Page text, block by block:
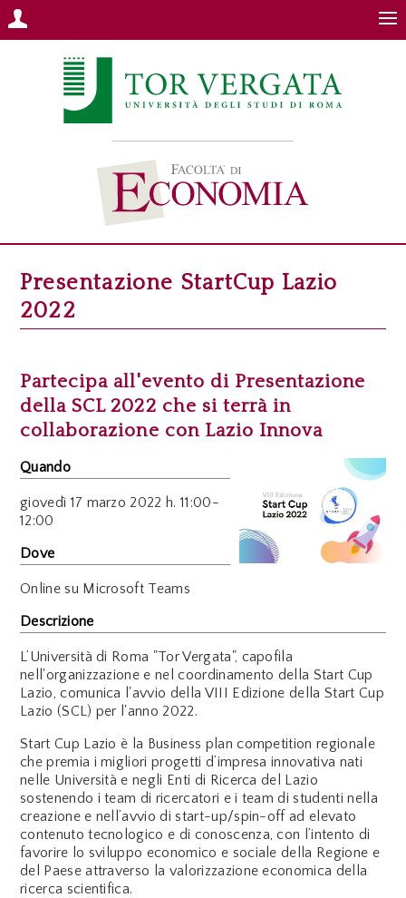
Presentazione StartCup Lazio
2022
Partecipa all'evento di Presentazione
della SCL 2022 che si terrà in
collaborazione con Lazio Innova
Quando
giovedì 17 marzo 2022 h. 11:00-
12:00
Dove
Online su Microsoft Teams
Descrizione
L’Università di Roma "Tor Vergata", capofila
nell'organizzazione e nel coordinamento della Start Cup
Lazio, comunica l'avvio della VIII Edizione della Start Cup
Lazio (SCL) per l'anno 2022.
Start Cup Lazio è la Business plan competition regionale
che premia i migliori progetti d’impresa innovativa nati
nelle Università e negli Enti di Ricerca del Lazio
sostenendo i team di ricercatori e i team di studenti nella
creazione e nell’avvio di start-up/spin-off ad elevato
contenuto tecnologico e di conoscenza, con l’intento di
favorire lo sviluppo economico e sociale della Regione e
del Paese attraverso la valorizzazione economica della
ricerca scientifica.